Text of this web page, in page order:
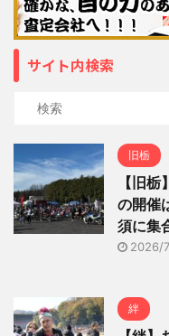
サイト内検索
旧栃
【旧
の開催
須に集
2026/
絆